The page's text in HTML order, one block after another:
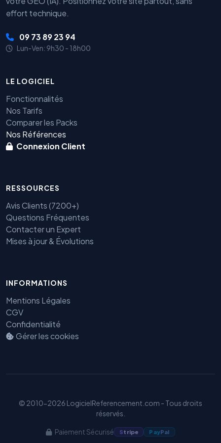
effort technique.
09 73 89 23 94
Lun-Ven: 9h30 - 18h00
LE LOGICIEL
Fonctionnalités
Nos Tarifs
Comparer les Packs
Nos Références
Connexion Client
RESSOURCES
Avis Clients (7200+)
Questions Fréquentes
Contacter un Expert
Mises à jour & Évolutions
INFORMATIONS
Mentions Légales
CGV
Confidentialité
Gérer les cookies
© 2010-2026 LogicielReferencement.com - Tous droits
réservés.
Paiement Sécurisé Stripe PayPal